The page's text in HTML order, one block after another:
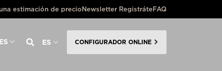
estimación de precio Newsletter RegistráteFAQ
ES CONFIGURADOR ONLINE